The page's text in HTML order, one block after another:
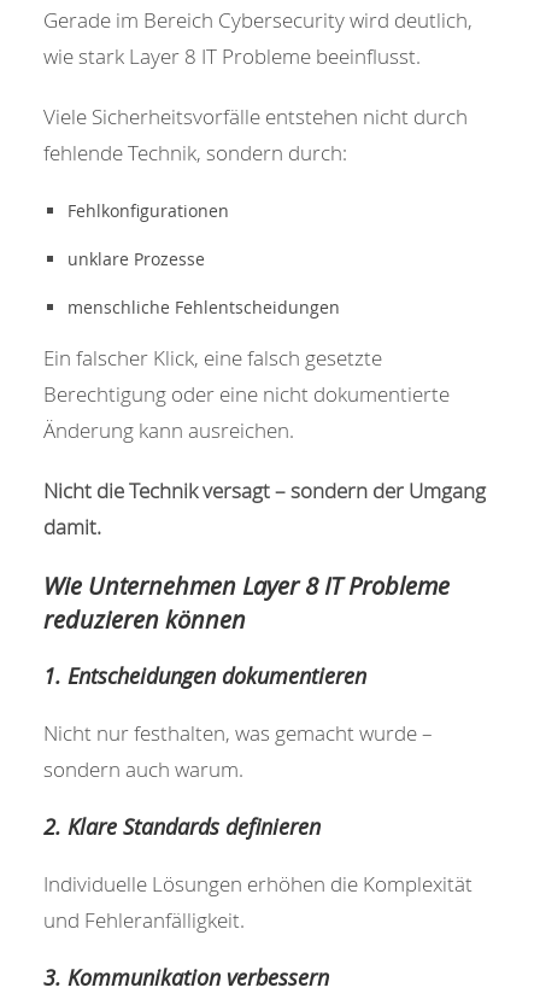
Gerade im Bereich Cybersecurity wird deutlich,
wie stark Layer 8 IT Probleme beeinflusst.
Viele Sicherheitsvorfälle entstehen nicht durch
fehlende Technik, sondern durch:
Fehlkonfigurationen
unklare Prozesse
menschliche Fehlentscheidungen
Ein falscher Klick, eine falsch gesetzte
Berechtigung oder eine nicht dokumentierte
Änderung kann ausreichen.
Nicht die Technik versagt – sondern der Umgang
damit.
Wie Unternehmen Layer 8 IT Probleme
reduzieren können
1. Entscheidungen dokumentieren
Nicht nur festhalten, was gemacht wurde –
sondern auch warum.
2. Klare Standards definieren
Individuelle Lösungen erhöhen die Komplexität
und Fehleranfälligkeit.
3. Kommunikation verbessern